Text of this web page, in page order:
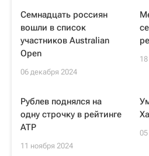
Семнадцать россиян
вошли в список
участников Australian
Open
06 декабря 2024
Рублев поднялся на
одну строчку в рейтинге
ATP
11 ноября 2024